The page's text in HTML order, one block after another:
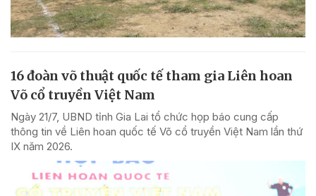
16 đoàn võ thuật quốc tế tham gia Liên hoan
Võ cổ truyền Việt Nam
Ngày 21/7, UBND tỉnh Gia Lai tổ chức họp báo cung cấp
thông tin về Liên hoan quốc tế Võ cổ truyền Việt Nam lần thứ
IX năm 2026.